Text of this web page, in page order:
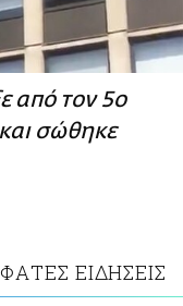
από τον 5ο
σώθηκε
ΕΙΔΗΣΕΙΣ